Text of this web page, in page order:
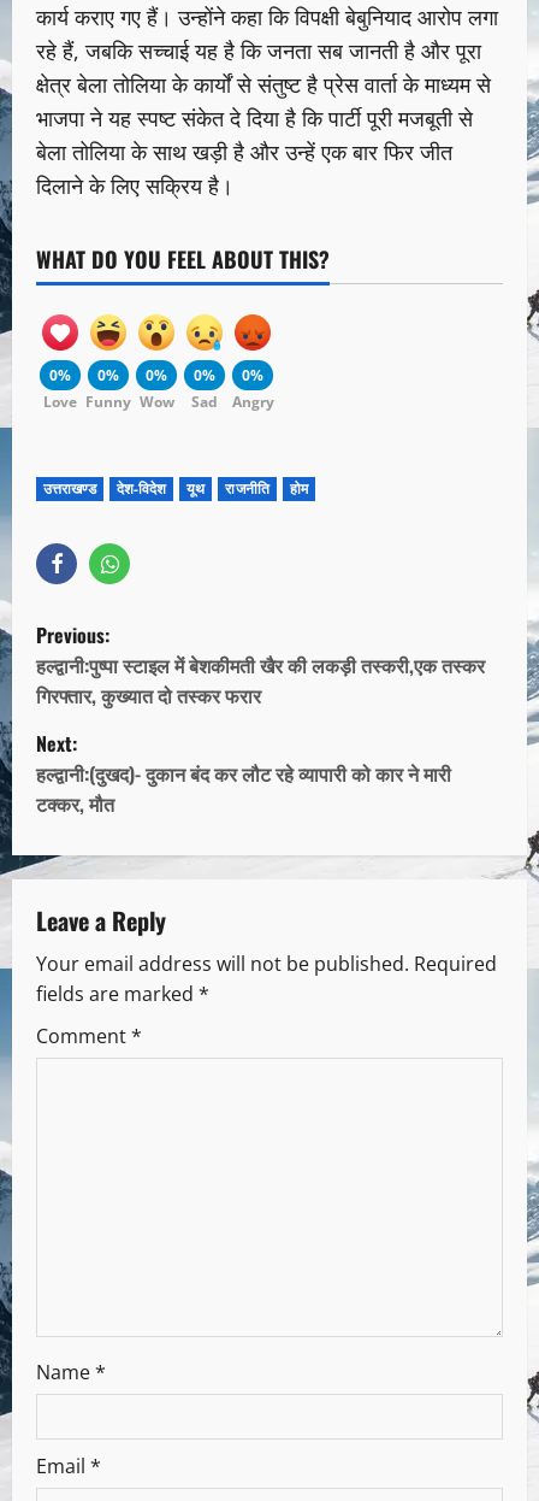
कार्य कराए गए हैं। उन्होंने कहा कि विपक्षी बेबुनियाद आरोप लगा
रहे हैं, जबकि सच्चाई यह है कि जनता सब जानती है और पूरा
क्षेत्र बेला तोलिया के कार्यों से संतुष्ट है प्रेस वार्ता के माध्यम से
भाजपा ने यह स्पष्ट संकेत दे दिया है कि पार्टी पूरी मजबूती से
बेला तोलिया के साथ खड़ी है और उन्हें एक बार फिर जीत
दिलाने के लिए सक्रिय है।
WHAT DO YOU FEEL ABOUT THIS?
0%
Love
0%
Funny
0%
Wow
0%
Sad
0%
Angry
उत्तराखण्ड देश-विदेश यूथ राजनीति होम
Previous:
हल्द्वानी:पुष्पा स्टाइल में बेशकीमती खैर की लकड़ी तस्करी,एक तस्कर
गिरफ्तार, कुख्यात दो तस्कर फरार
Next:
हल्द्वानी:(दुखद)- दुकान बंद कर लौट रहे व्यापारी को कार ने मारी
टक्कर, मौत
Leave a Reply
Your email address will not be published. Required
fields are marked *
Comment*
Name*
Email *